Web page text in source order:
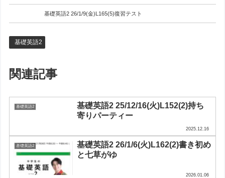
基礎英語2 26/1/9(金)L165(5)復習テスト
基礎英語2
関連記事
基礎英語2
基礎英語2 25/12/16(火)L152(2)持ち
寄りパーティー
2025.12.16
基礎英語2
基礎英語2 26/1/6(火)L162(2)書き初め
と七草がゆ
2026.01.06